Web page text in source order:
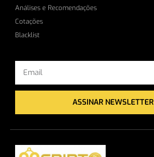
Análises e Recomendações
Cotações
Blacklist
ASSINAR NEWSLETTER